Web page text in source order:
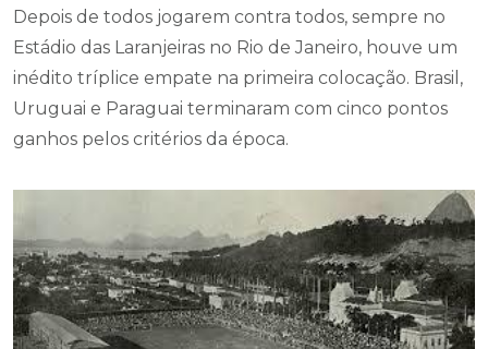
Depois de todos jogarem contra todos, sempre no
Estádio das Laranjeiras no Rio de Janeiro, houve um
inédito tríplice empate na primeira colocação. Brasil,
Uruguai e Paraguai terminaram com cinco pontos
ganhos pelos critérios da época.